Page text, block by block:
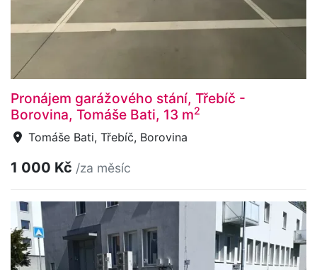
Pronájem garážového stání, Třebíč -
Borovina, Tomáše Bati, 13 m2
Tomáše Bati, Třebíč, Borovina
1 000 Kč /za měsíc